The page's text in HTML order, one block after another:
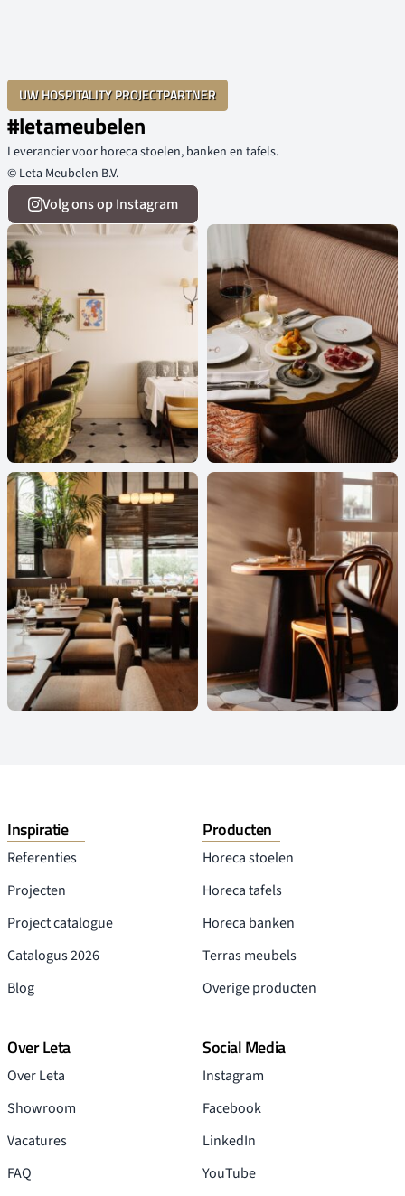
UW HOSPITALITY PROJECTPARTNER
#letameubelen
Leverancier voor horeca stoelen, banken en tafels.
© Leta Meubelen B.V.
Volg ons op Instagram
Inspiratie
Referenties
Projecten
Project catalogue
Catalogus 2026
Blog
Producten
Horeca stoelen
Horeca tafels
Horeca banken
Terras meubels
Overige producten
Over Leta
Over Leta
Showroom
Vacatures
FAQ
Social Media
Instagram
Facebook
LinkedIn
YouTube